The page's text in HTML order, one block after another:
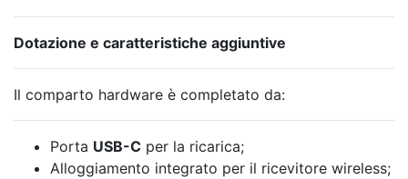
Dotazione e caratteristiche aggiuntive
Il comparto hardware è completato da:
Porta USB-C per la ricarica;
Alloggiamento integrato per il ricevitore wireless;